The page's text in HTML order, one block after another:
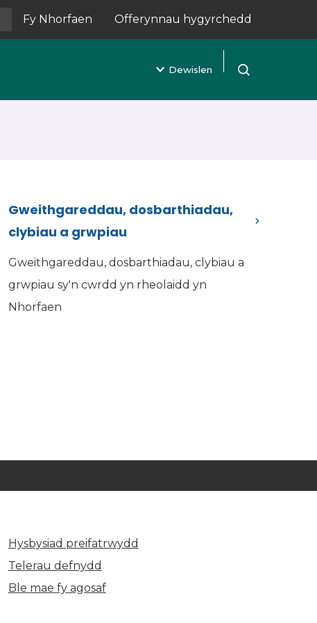
Fy Nhorfaen
(yn agor mewn tab newydd)
Offerynnau hygyrchedd
Dewislen
Agor chwilio
Gweithgareddau, dosbarthiadau,
clybiau a grwpiau
Gweithgareddau, dosbarthiadau, clybiau a
grwpiau sy'n cwrdd yn rheolaidd yn
Nhorfaen
Hysbysiad preifatrwydd
Telerau defnydd
Ble mae fy agosaf(yn agor mewn tab newydd)